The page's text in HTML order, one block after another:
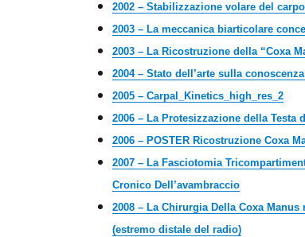
2002 – Stabilizzazione volare del carpo
2003 – La meccanica biarticolare
2003 – La Ricostruzione della “Coxa
2004 – Stato dell’arte sulla
2005 – Carpal_Kinetics_high_res_2
2006 – La Protesizzazione della
2006 – POSTER Ricostruzione Coxa
2007 – La Fasciotomia
Cronico Dell’avambraccio
2008 – La Chirurgia Della Coxa
(estremo distale del radio)